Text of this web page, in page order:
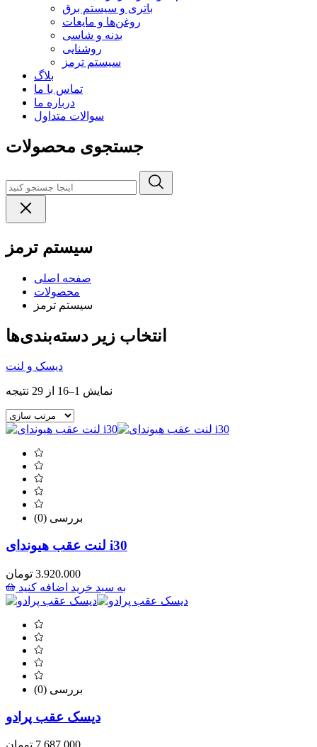
باتری و سیستم برق
روغن‌ها و مایعات
بدنه و شاسی
روشنایی
سیستم ترمز
بلاگ
تماس با ما
درباره ما
سوالات متداول
جستجوی محصولات
سیستم ترمز
صفحه اصلی
محصولات
سیستم ترمز
انتخاب زیر دسته‌بندی‌ها
دیسک و لنت
نمایش 1–16 از 29 نتیجه
(0) بررسی
لنت عقب هیوندای i30
3.920.000 تومان
به سبد خرید اضافه کنید
(0) بررسی
دیسک عقب پرادو